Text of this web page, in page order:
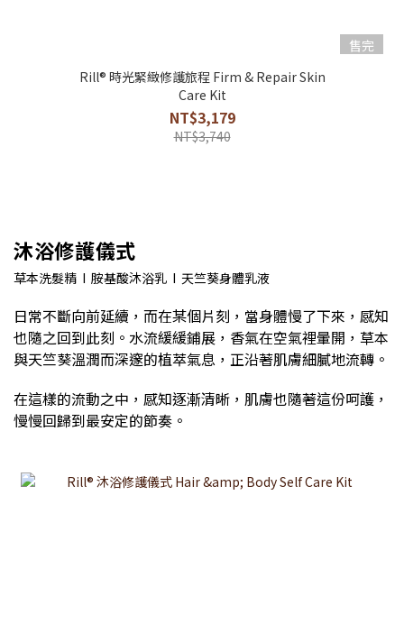
售完
Rill® 時光緊緻修護旅程 Firm & Repair Skin
Care Kit
NT$3,179
NT$3,740
沐浴修護儀式
草本洗髮精 I 胺基酸沐浴乳 I 天竺葵身體乳液
日常不斷向前延續，而在某個片刻，當身體慢了下來，感知
也隨之回到此刻。水流緩緩鋪展，香氣在空氣裡暈開，草本
與天竺葵溫潤而深邃的植萃氣息，正沿著肌膚細膩地流轉。
在這樣的流動之中，感知逐漸清晰，肌膚也隨著這份呵護，
慢慢回歸到最安定的節奏。